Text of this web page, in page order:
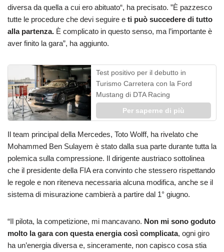
diversa da quella a cui ero abituato“, ha precisato. ”È pazzesco
tutte le procedure che devi seguire e ti può succedere di tutto
alla partenza. È complicato in questo senso, ma l’importante è
aver finito la gara”, ha aggiunto.
Test positivo per il debutto in
Turismo Carretera con la Ford
Mustang di DTA Racing
Per saperne di più
Il team principal della Mercedes, Toto Wolff, ha rivelato che
Mohammed Ben Sulayem è stato dalla sua parte durante tutta la
polemica sulla compressione. Il dirigente austriaco sottolinea
che il presidente della FIA era convinto che stessero rispettando
le regole e non riteneva necessaria alcuna modifica, anche se il
sistema di misurazione cambierà a partire dal 1° giugno.
“Il pilota, la competizione, mi mancavano. Non mi sono goduto
molto la gara con questa energia così complicata, ogni giro
ha un’energia diversa e, sinceramente, non capisco cosa stia